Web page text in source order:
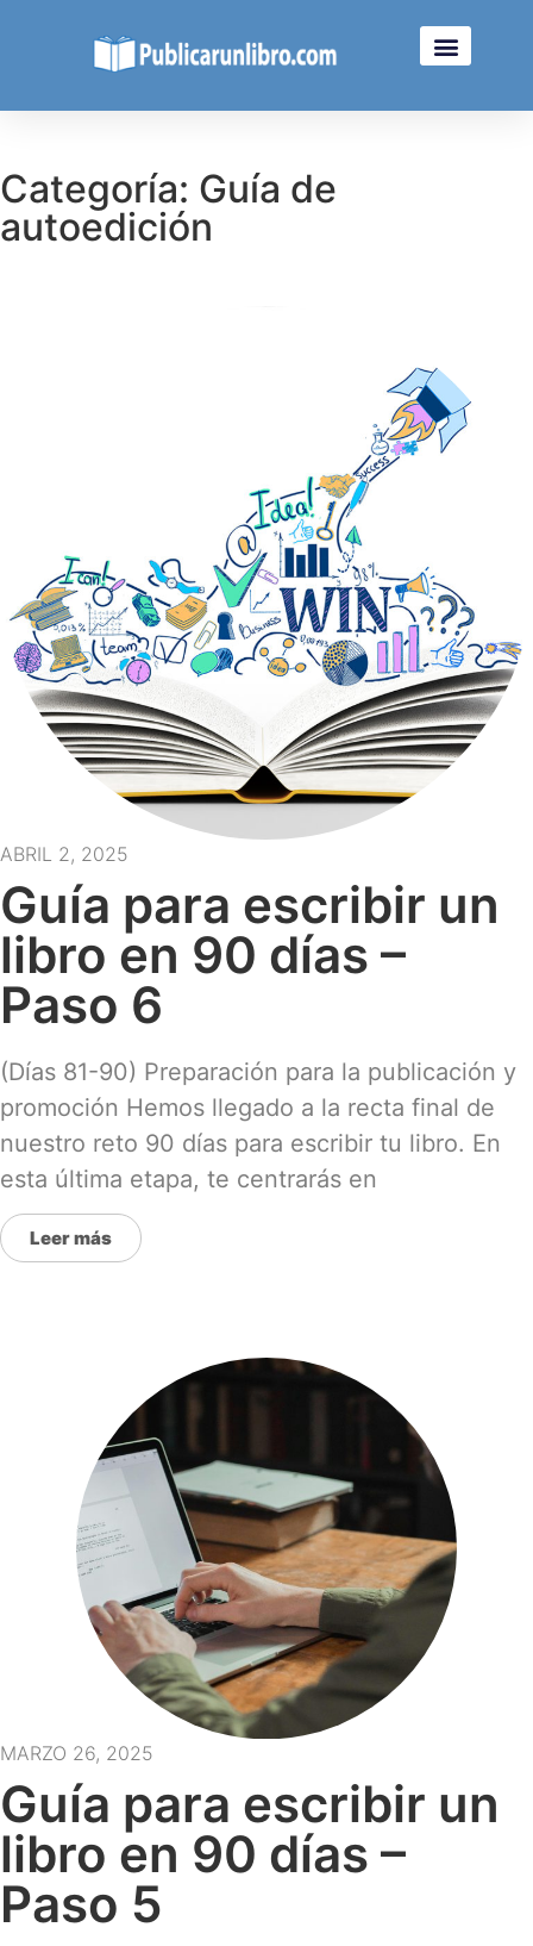
Categoría: Guía de
autoedición
ABRIL 2, 2025
Guía para escribir un
libro en 90 días –
Paso 6
(Días 81-90) Preparación para la publicación y
promoción Hemos llegado a la recta final de
nuestro reto 90 días para escribir tu libro. En
esta última etapa, te centrarás en
Leer más
MARZO 26, 2025
Guía para escribir un
libro en 90 días –
Paso 5